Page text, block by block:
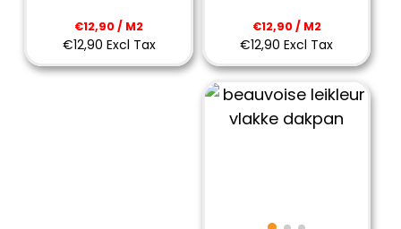
€12,90 / M2
€12,90 Excl Tax
€12,90 / M2
€12,90 Excl Tax